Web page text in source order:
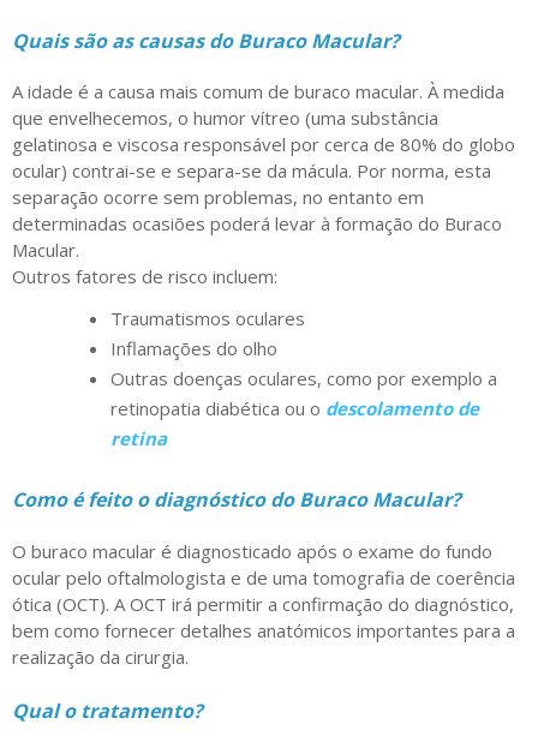
Quais são as causas do Buraco Macular?
A idade é a causa mais comum de buraco macular. À medida
que envelhecemos, o humor vítreo (uma substância
gelatinosa e viscosa responsável por cerca de 80% do globo
ocular) contrai-se e separa-se da mácula. Por norma, esta
separação ocorre sem problemas, no entanto em
determinadas ocasiões poderá levar à formação do Buraco
Macular.
Outros fatores de risco incluem:
Traumatismos oculares
Inflamações do olho
Outras doenças oculares, como por exemplo a
retinopatia diabética ou o descolamento de
retina
Como é feito o diagnóstico do Buraco Macular?
O buraco macular é diagnosticado após o exame do fundo
ocular pelo oftalmologista e de uma tomografia de coerência
ótica (OCT). A OCT irá permitir a confirmação do diagnóstico,
bem como fornecer detalhes anatómicos importantes para a
realização da cirurgia.
Qual o tratamento?